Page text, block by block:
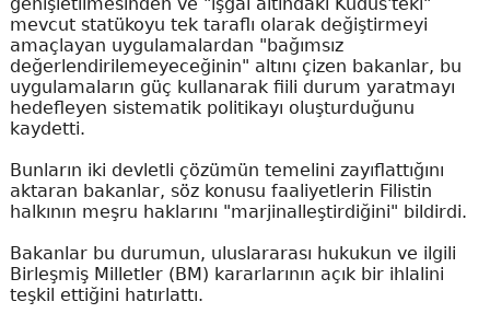
genişletilmesinden ve "işgal altındaki Kudüs'teki"
mevcut statükoyu tek taraflı olarak değiştirmeyi
amaçlayan uygulamalardan "bağımsız
değerlendirilemeyeceğinin" altını çizen bakanlar, bu
uygulamaların güç kullanarak fiili durum yaratmayı
hedefleyen sistematik politikayı oluşturduğunu
kaydetti.
Bunların iki devletli çözümün temelini zayıflattığını
aktaran bakanlar, söz konusu faaliyetlerin Filistin
halkının meşru haklarını "marjinalleştirdiğini" bildirdi.
Bakanlar bu durumun, uluslararası hukukun ve ilgili
Birleşmiş Milletler (BM) kararlarının açık bir ihlalini
teşkil ettiğini hatırlattı.